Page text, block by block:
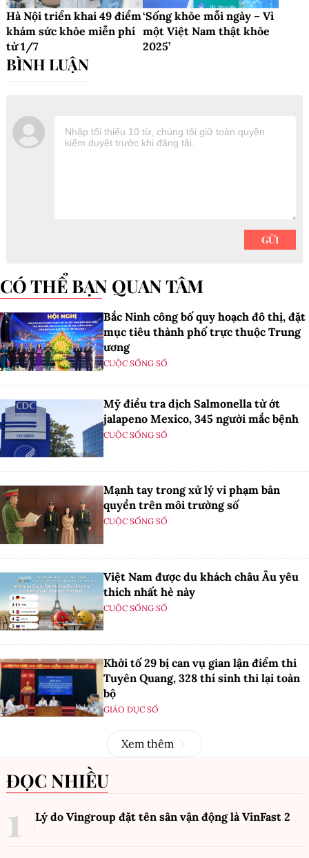
Hà Nội triển khai 49 điểm
khám sức khỏe miễn phí
từ 1/7
‘Sống khỏe mỗi ngày – Vì
một Việt Nam thật khỏe
2025’
CÓ THỂ BẠN QUAN TÂM
Bắc Ninh công bố quy hoạch đô thị, đặt
mục tiêu thành phố trực thuộc Trung
ương
CUỘC SỐNG SỐ
Mỹ điều tra dịch Salmonella từ ớt
jalapeno Mexico, 345 người mắc bệnh
CUỘC SỐNG SỐ
Mạnh tay trong xử lý vi phạm bản
quyền trên môi trường số
CUỘC SỐNG SỐ
Việt Nam được du khách châu Âu yêu
thích nhất hè này
CUỘC SỐNG SỐ
Khởi tố 29 bị can vụ gian lận điểm thi
Tuyên Quang, 328 thí sinh thi lại toàn
bộ
GIÁO DỤC SỐ
Xem thêm
ĐỌC NHIỀU
Lý do Vingroup đặt tên sân vận động là VinFast 2